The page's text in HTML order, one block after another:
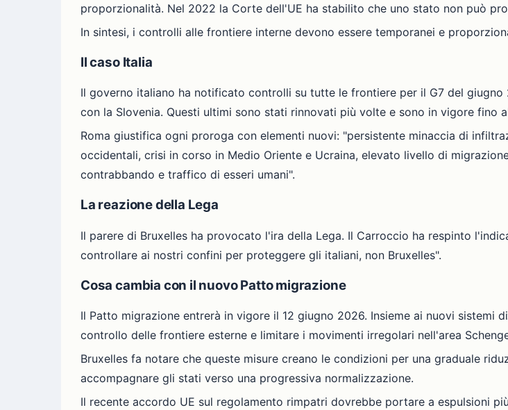
proporzionalità. Nel 2022 la Corte dell'UE ha stabilito che uno stato non può
In sintesi, i controlli alle frontiere interne devono essere temporanei e
Il caso Italia
Il governo italiano ha notificato controlli su tutte le frontiere per il G7 del
con la Slovenia. Questi ultimi sono stati rinnovati più volte e sono in vigore fino
Roma giustifica ogni proroga con elementi nuovi: "persistente minaccia di
occidentali, crisi in corso in Medio Oriente e Ucraina, elevato livello di
contrabbando e traffico di esseri umani".
La reazione della Lega
Il parere di Bruxelles ha provocato l'ira della Lega. Il Carroccio ha respinto
controllare ai nostri confini per proteggere gli italiani, non Bruxelles".
Cosa cambia con il nuovo Patto migrazione
Il Patto migrazione entrerà in vigore il 12 giugno 2026. Insieme ai nuovi sistemi
controllo delle frontiere esterne e limitare i movimenti irregolari nell'area
Bruxelles fa notare che queste misure creano le condizioni per una graduale
accompagnare gli stati verso una progressiva normalizzazione.
Il recente accordo UE sul regolamento rimpatri dovrebbe portare a espulsioni